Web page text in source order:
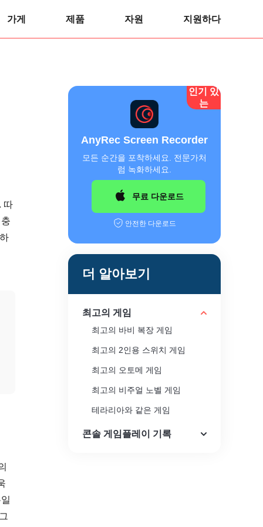
가게 제품 자원 지원하다
인기 있
는
AnyRec Screen Recorder
모든 순간을 포착하세요. 전문가처
럼 녹화하세요.
무료 다운로드
안전한 다운로드
더 알아보기
최고의 게임
최고의 바비 복장 게임
최고의 2인용 스위치 게임
최고의 오토메 게임
최고의 비주얼 노벨 게임
테라리아와 같은 게임
콘솔 게임플레이 기록
따